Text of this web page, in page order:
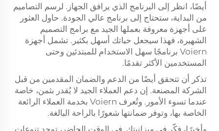
أيضًا، انظر إلى البرنامج الذي يرافق الجهاز. لرسم التصاميم
من البداية، ستحتاج إلى برنامج عالي الجودة. حاول العثور
على أجهزة معروفة بعملها الجيد مع برامج التصميم
الشهيرة، فهذا سيجعل حياتك أسهل بكثير. تشمل أجهزة
Voiern برنامجًا سهل الاستخدام للمبتدئين وحتى
المستخدمين الأكثر تقدمًا.
تذكر أن تتحقق أيضًا من الدعم والضمان المقدمين من قبل
الشركة المصنعة. إن دعم العملاء الجيد لا يُقدر بثمن، خاصة
عندما تسوء الأمور. وتُعرف Voiern بخدمة العملاء الرائعة
الخاصة بها، وتوفر ضمانتها شعورًا بالراحة البالغة.
وأخيرًا، فكّر في ميزانيتك. في الوقت الحاضر، توجد تنوعات